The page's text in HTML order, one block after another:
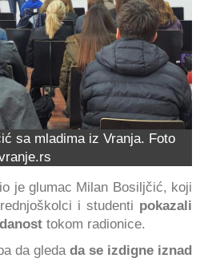
sa mladima iz Vranja. Foto
je glumac Milan Bosiljčić, koji
i studenti pokazali
tokom radionice.
da gleda da se izdigne iznad